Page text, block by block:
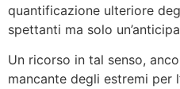
quantificazione ulteriore
spettanti ma solo
Un ricorso in tal senso,
mancante degli estremi per